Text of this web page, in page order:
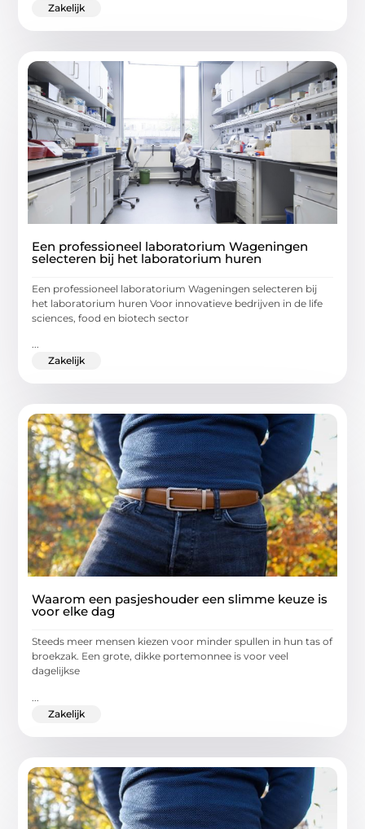
Zakelijk
Een professioneel laboratorium Wageningen
selecteren bij het laboratorium huren
Een professioneel laboratorium Wageningen selecteren bij
het laboratorium huren Voor innovatieve bedrijven in de life
sciences, food en biotech sector
...
Zakelijk
Waarom een pasjeshouder een slimme keuze is
voor elke dag
Steeds meer mensen kiezen voor minder spullen in hun tas of
broekzak. Een grote, dikke portemonnee is voor veel
dagelijkse
Zakelijk